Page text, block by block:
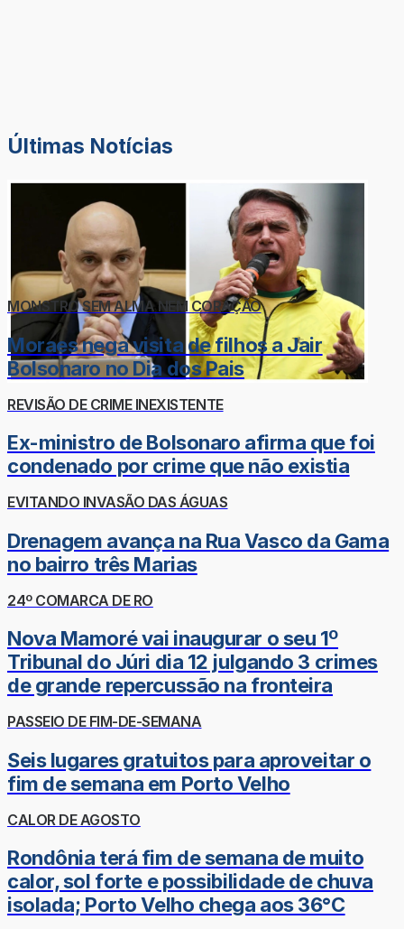
Últimas Notícias
MONSTRO SEM ALMA NEM CORAÇÃO
Moraes nega visita de filhos a Jair
Bolsonaro no Dia dos Pais
REVISÃO DE CRIME INEXISTENTE
Ex-ministro de Bolsonaro afirma que foi
condenado por crime que não existia
EVITANDO INVASÃO DAS ÁGUAS
Drenagem avança na Rua Vasco da Gama
no bairro três Marias
24º COMARCA DE RO
Nova Mamoré vai inaugurar o seu 1º
Tribunal do Júri dia 12 julgando 3 crimes
de grande repercussão na fronteira
PASSEIO DE FIM-DE-SEMANA
Seis lugares gratuitos para aproveitar o
fim de semana em Porto Velho
CALOR DE AGOSTO
Rondônia terá fim de semana de muito
calor, sol forte e possibilidade de chuva
isolada; Porto Velho chega aos 36°C